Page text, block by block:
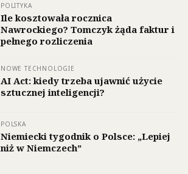
POLITYKA
Ile kosztowała rocznica
Nawrockiego? Tomczyk żąda faktur i
pełnego rozliczenia
NOWE TECHNOLOGIE
AI Act: kiedy trzeba ujawnić użycie
sztucznej inteligencji?
POLSKA
Niemiecki tygodnik o Polsce: „Lepiej
niż w Niemczech”